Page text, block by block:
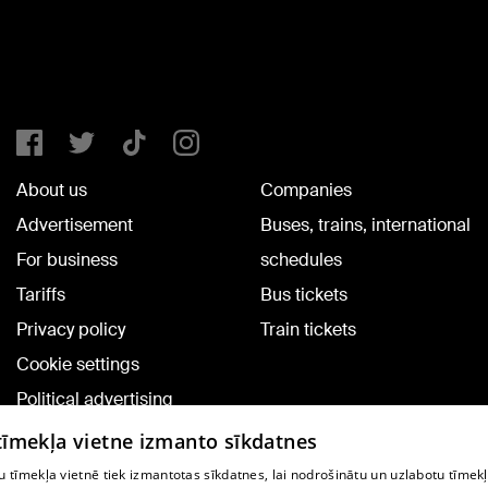
About us
Advertisement
For business
Tariffs
Privacy policy
Cookie settings
Political advertising
Cookie policy
Commenting terms
Companies
Buses, trains, international
schedules
Bus tickets
Train tickets
vietne izmanto sīkdatnes
tīmekļa vietnē tiek izmantotas sīkdatnes, lai nodrošinātu un uzlabotu